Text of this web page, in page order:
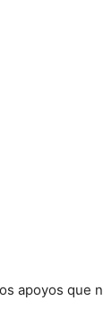
apoyos que